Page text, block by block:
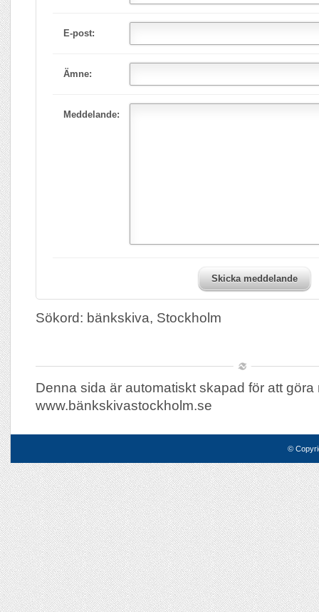
E-post:
Ämne:
Meddelande:
Skicka meddelande
Sökord: bänkskiva, Stockholm
Denna sida är automatiskt skapad för att göra
www.bänkskivastockholm.se
©